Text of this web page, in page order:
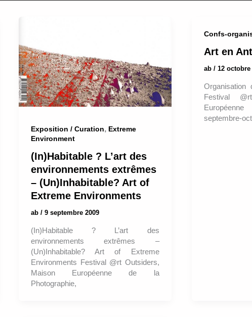
Exposition / Curation, Extreme
Environment
(In)Habitable ? L’art des
environnements extrêmes
– (Un)Inhabitable? Art of
Extreme Environments
ab/9 septembre 2009
(In)Habitable ? L’art des
environnements extrêmes –
(Un)Inhabitable? Art of Extreme
Environments Festival @rt Outsiders,
Maison Européenne de la
Photographie,
Confs-
Art en
ab / 12 octobre
Organisation
Festival
septembre-